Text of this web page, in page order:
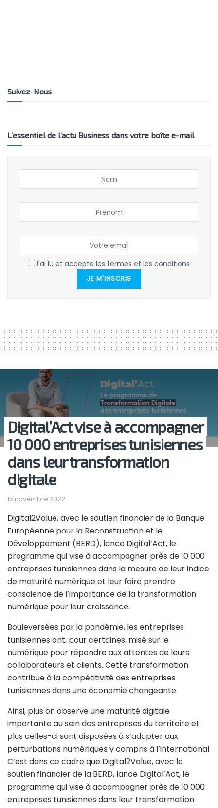
Suivez-Nous
L’essentiel de l’actu Business dans votre boîte e-mail
J'ai lu et accepte les termes et les conditions
JE M'INSCRIS
Digital’Act vise à accompagner
10 000 entreprises tunisiennes
dans leur transformation
digitale
15 novembre 2022
Digital2Value, avec le soutien financier de la Banque
Européenne pour la Reconstruction et le
Développement (BERD), lance Digital’Act, le
programme qui vise à accompagner près de 10 000
entreprises tunisiennes dans la mesure de leur indice
de maturité numérique et leur faire prendre
conscience de l’importance de la transformation
numérique pour leur croissance.
Bouleversées par la pandémie, les entreprises
tunisiennes ont, pour certaines, misé sur le
numérique pour répondre aux attentes de leurs
collaborateurs et clients. Cette transformation
contribue à la compétitivité des entreprises
tunisiennes dans une économie changeante.
Ainsi, plus on observe une maturité digitale
importante au sein des entreprises du territoire et
plus celles-ci sont disposées à s’adapter aux
perturbations numériques y compris à l’international.
C’est dans ce cadre que Digital2Value, avec le
soutien financier de la BERD, lance Digital’Act, le
programme qui vise à accompagner près de 10 000
entreprises tunisiennes dans leur transformation